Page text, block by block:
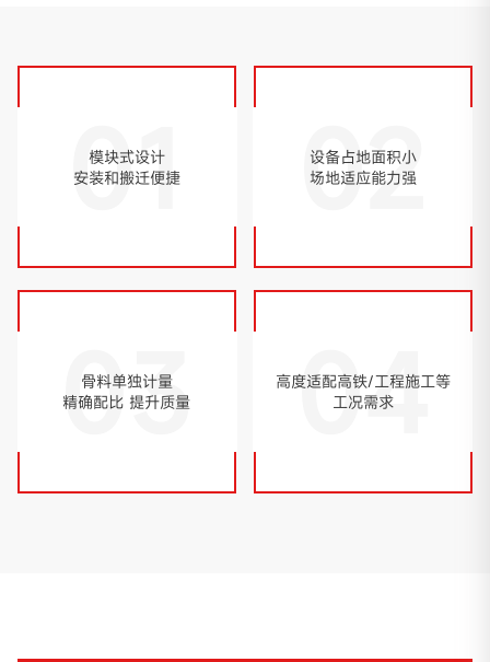
01
模块式设计
安装和搬迁便捷
02
设备占地面积小
场地适应能力强
03
骨料单独计量
精确配比 提升质量
04
高度适配高铁/工程施工等
工况需求